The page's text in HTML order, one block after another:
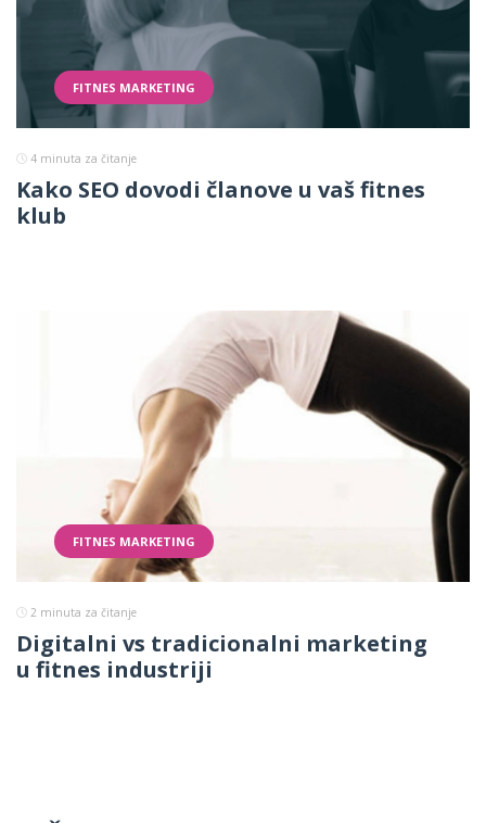
FITNES MARKETING
4 minuta za čitanje
Kako SEO dovodi članove u vaš fitnes
klub
FITNES MARKETING
2 minuta za čitanje
Digitalni vs tradicionalni marketing
u fitnes industriji